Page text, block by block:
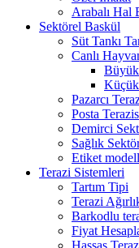
Arabalı Hal
Sektörel Baskül
Süt Tankı
Canlı
Pazarcı
Posta
Demirci
Sağlık
Etiket
Terazi Sistemleri
Tartım Tipi
Terazi
Barkodlu
Fiyat
Hassas